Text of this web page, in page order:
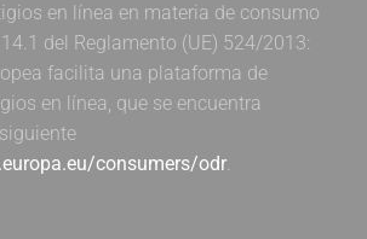
en línea en materia de consumo
del Reglamento (UE) 524/2013:
facilita una plataforma de
en línea, que se encuentra
consumers/odr.